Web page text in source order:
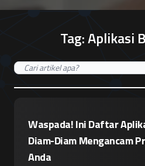
Tag:Aplikasi
Waspada! Ini Daftar
Diam-Diam Mengancam
Anda